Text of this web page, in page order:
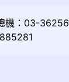
機：03-